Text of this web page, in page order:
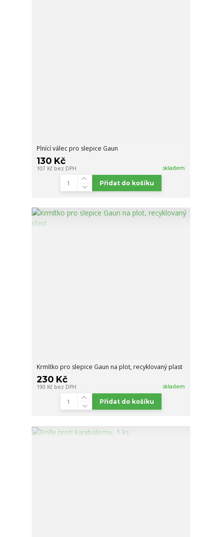
Plnící válec pro slepice Gaun
130 Kč
107 Kč bez DPH skladem
Přidat do košíku
Krmítko pro slepice Gaun na plot, recyklovaný plast
230 Kč
190 Kč bez DPH skladem
Přidat do košíku